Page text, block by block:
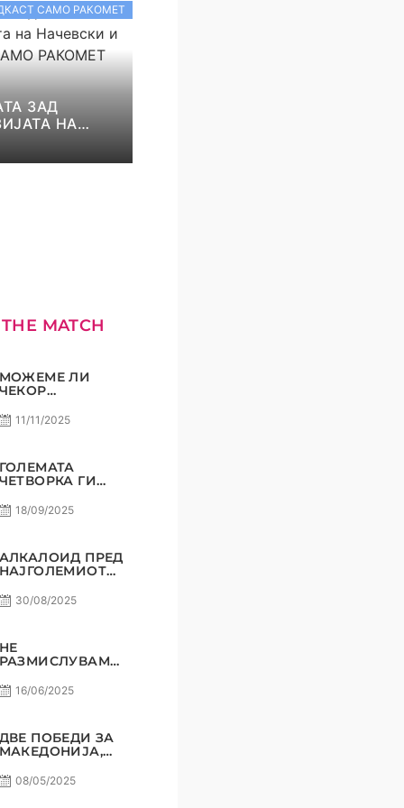
САМО РАКОМЕТ
ЗАД
НА
И НИКОЛОВ!
С5Е8
MATCH
МОЖЕМЕ ЛИ
ЧЕКОР
11/11/2025
ГОЛЕМАТА
ЧЕТВОРКА ГИ
КОПЈАТА
18/09/2025
АЛКАЛОИД ПРЕД
НАЈГОЛЕМИОТ
ПРЕДИЗВИК!
30/08/2025
НЕ
РАЗМИСЛУВАМЕ
СТОЈАНОВИЌ
16/06/2025
ДВЕ ПОБЕДИ ЗА
МАКЕДОНИЈА,
СМЕЕ ДА ИМА!
08/05/2025